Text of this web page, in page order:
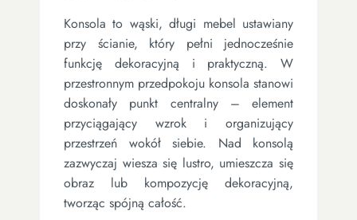
Konsola to wąski, długi mebel ustawiany
przy ścianie, który pełni jednocześnie
funkcję dekoracyjną i praktyczną. W
przestronnym przedpokoju konsola stanowi
doskonały punkt centralny – element
przyciągający wzrok i organizujący
przestrzeń wokół siebie. Nad konsolą
zazwyczaj wiesza się lustro, umieszcza się
obraz lub kompozycję dekoracyjną,
tworząc spójną całość.